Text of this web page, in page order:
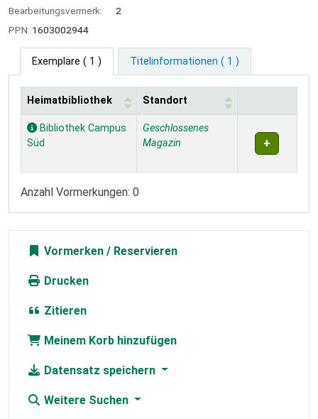
Bearbeitungsvermerk:
2
PPN: 1603002944
Exemplare ( 1 ) Titelinformationen ( 1 )
Exemplare
Heimatbibliothek Standort
Bibliothek Campus
Süd
Geschlossenes
Magazin
Anzahl Vormerkungen: 0
Vormerken
Drucken
Zitieren
Meinem Korb hinzufügen
Datensatz speichern
Weitere Suchen